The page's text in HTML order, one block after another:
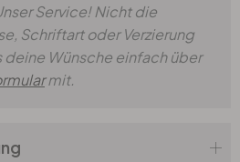
Service! Nicht die
Schriftart oder Verzierung
deine Wünsche einfach über
mit.